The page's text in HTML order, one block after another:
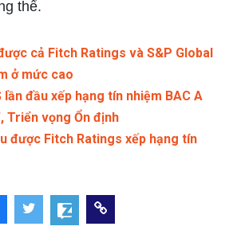
thể.
cả Fitch Ratings và S&P Global
ở mức cao
lần đầu xếp hạng tín nhiệm BAC A
Triển vọng Ổn định
được Fitch Ratings xếp hạng tín